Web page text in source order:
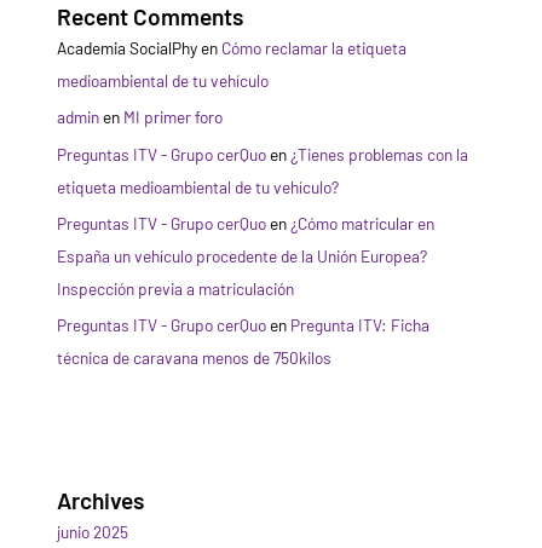
Recent Comments
Academia SocialPhyen Cómo reclamar la etiqueta
medioambiental de tu vehículo
adminen MI primer foro
Preguntas ITV - Grupo cerQuoen ¿Tienes problemas con la
etiqueta medioambiental de tu vehículo?
Preguntas ITV - Grupo cerQuoen ¿Cómo matricular en
España un vehículo procedente de la Unión Europea?
Inspección previa a matriculación
Preguntas ITV - Grupo cerQuoen Pregunta ITV: Ficha
técnica de caravana menos de 750kilos
Archives
junio 2025